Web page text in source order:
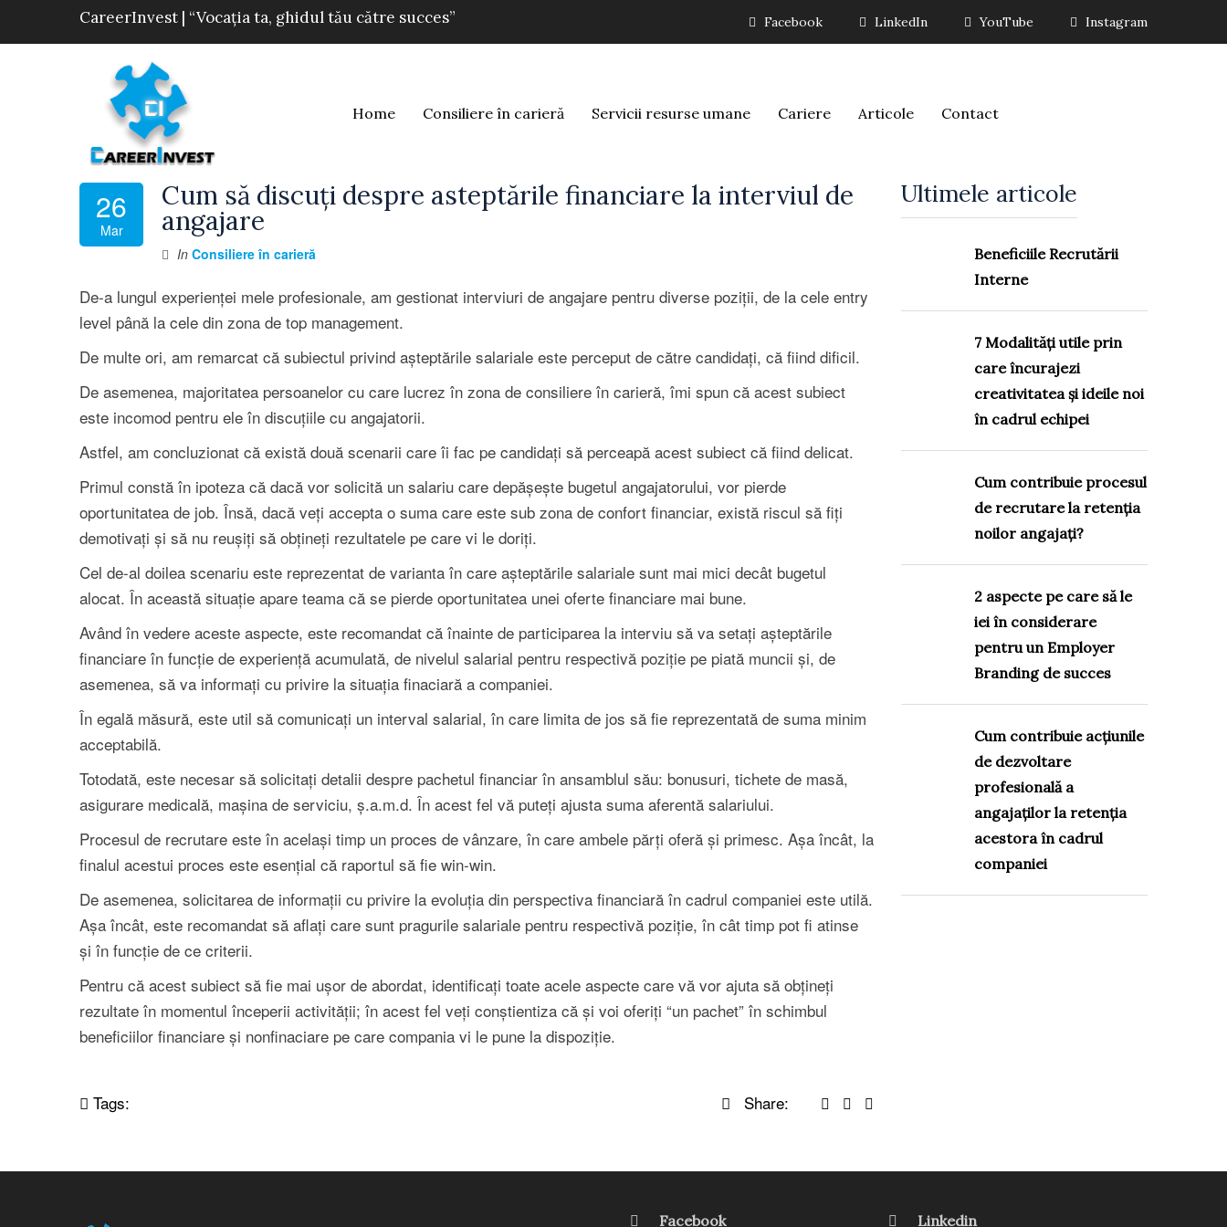
CareerInvest | “Vocația ta, ghidul tău către succes” Facebook LinkedIn YouTube Instagram
Home Consiliere în carieră Servicii resurse umane Cariere Articole Contact
26
Mar
Cum să discuți despre asteptările financiare la interviul de
angajare
In Consiliere în carieră
De-a lungul experienței mele profesionale, am gestionat interviuri de angajare pentru diverse poziții, de la cele entry
level până la cele din zona de top management.
De multe ori, am remarcat că subiectul privind așteptările salariale este perceput de către candidați, că fiind dificil.
De asemenea, majoritatea persoanelor cu care lucrez în zona de consiliere în carieră, îmi spun că acest subiect
este incomod pentru ele în discuțiile cu angajatorii.
Astfel, am concluzionat că există două scenarii care îi fac pe candidați să perceapă acest subiect că fiind delicat.
Primul constă în ipoteza că dacă vor solicită un salariu care depășește bugetul angajatorului, vor pierde
oportunitatea de job. Însă, dacă veți accepta o suma care este sub zona de confort financiar, există riscul să fiți
demotivați și să nu reușiți să obțineți rezultatele pe care vi le doriți.
Cel de-al doilea scenariu este reprezentat de varianta în care așteptările salariale sunt mai mici decât bugetul
alocat. În această situație apare teama că se pierde oportunitatea unei oferte financiare mai bune.
Având în vedere aceste aspecte, este recomandat că înainte de participarea la interviu să va setați așteptările
financiare în funcție de experiență acumulată, de nivelul salarial pentru respectivă poziție pe piată muncii și, de
asemenea, să va informați cu privire la situația finaciară a companiei.
În egală măsură, este util să comunicați un interval salarial, în care limita de jos să fie reprezentată de suma minim
acceptabilă.
Totodată, este necesar să solicitați detalii despre pachetul financiar în ansamblul său: bonusuri, tichete de masă,
asigurare medicală, mașina de serviciu, ș.a.m.d. În acest fel vă puteți ajusta suma aferentă salariului.
Procesul de recrutare este în același timp un proces de vânzare, în care ambele părți oferă și primesc. Așa încât, la
finalul acestui proces este esențial că raportul să fie win-win.
De asemenea, solicitarea de informații cu privire la evoluția din perspectiva financiară în cadrul companiei este utilă.
Așa încât, este recomandat să aflați care sunt pragurile salariale pentru respectivă poziție, în cât timp pot fi atinse
și în funcție de ce criterii.
Pentru că acest subiect să fie mai ușor de abordat, identificați toate acele aspecte care vă vor ajuta să obțineți
rezultate în momentul începerii activității; în acest fel veți conștientiza că și voi oferiți “un pachet” în schimbul
beneficiilor financiare și nonfinaciare pe care compania vi le pune la dispoziție.
Tags: Share:
Ultimele articole
Beneficiile Recrutării
Interne
7 Modalități utile prin
care încurajezi
creativitatea și ideile noi
în cadrul echipei
Cum contribuie procesul
de recrutare la retenția
noilor angajați?
2 aspecte pe care să le
iei în considerare
pentru un Employer
Branding de succes
Cum contribuie acțiunile
de dezvoltare
profesională a
angajaților la retenția
acestora în cadrul
companiei
Facebook Linkedin